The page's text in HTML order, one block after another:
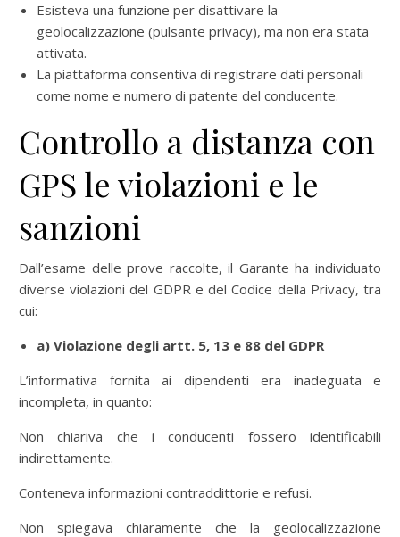
Esisteva una funzione per disattivare la
geolocalizzazione (pulsante privacy), ma non era stata
attivata.
La piattaforma consentiva di registrare dati personali
come nome e numero di patente del conducente.
Controllo a distanza con
GPS le violazioni e le
sanzioni
Dall’esame delle prove raccolte, il Garante ha individuato
diverse violazioni del GDPR e del Codice della Privacy, tra
cui:
a) Violazione degli artt. 5, 13 e 88 del GDPR
L’informativa fornita ai dipendenti era inadeguata e
incompleta, in quanto:
Non chiariva che i conducenti fossero identificabili
indirettamente.
Conteneva informazioni contraddittorie e refusi.
Non spiegava chiaramente che la geolocalizzazione